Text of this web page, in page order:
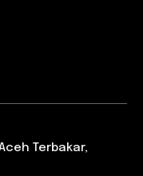
Terbakar,